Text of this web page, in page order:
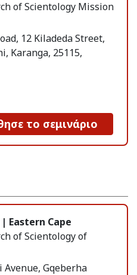
of Scientology Mission
12 Kiladeda Street,
Karanga, 25115,
το σεμινάριο
Eastern Cape
of Scientology of
Avenue, Gqeberha